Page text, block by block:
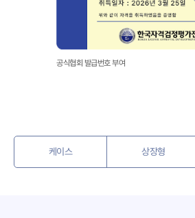
공식협회 발급번호 부여
케이스 상장형